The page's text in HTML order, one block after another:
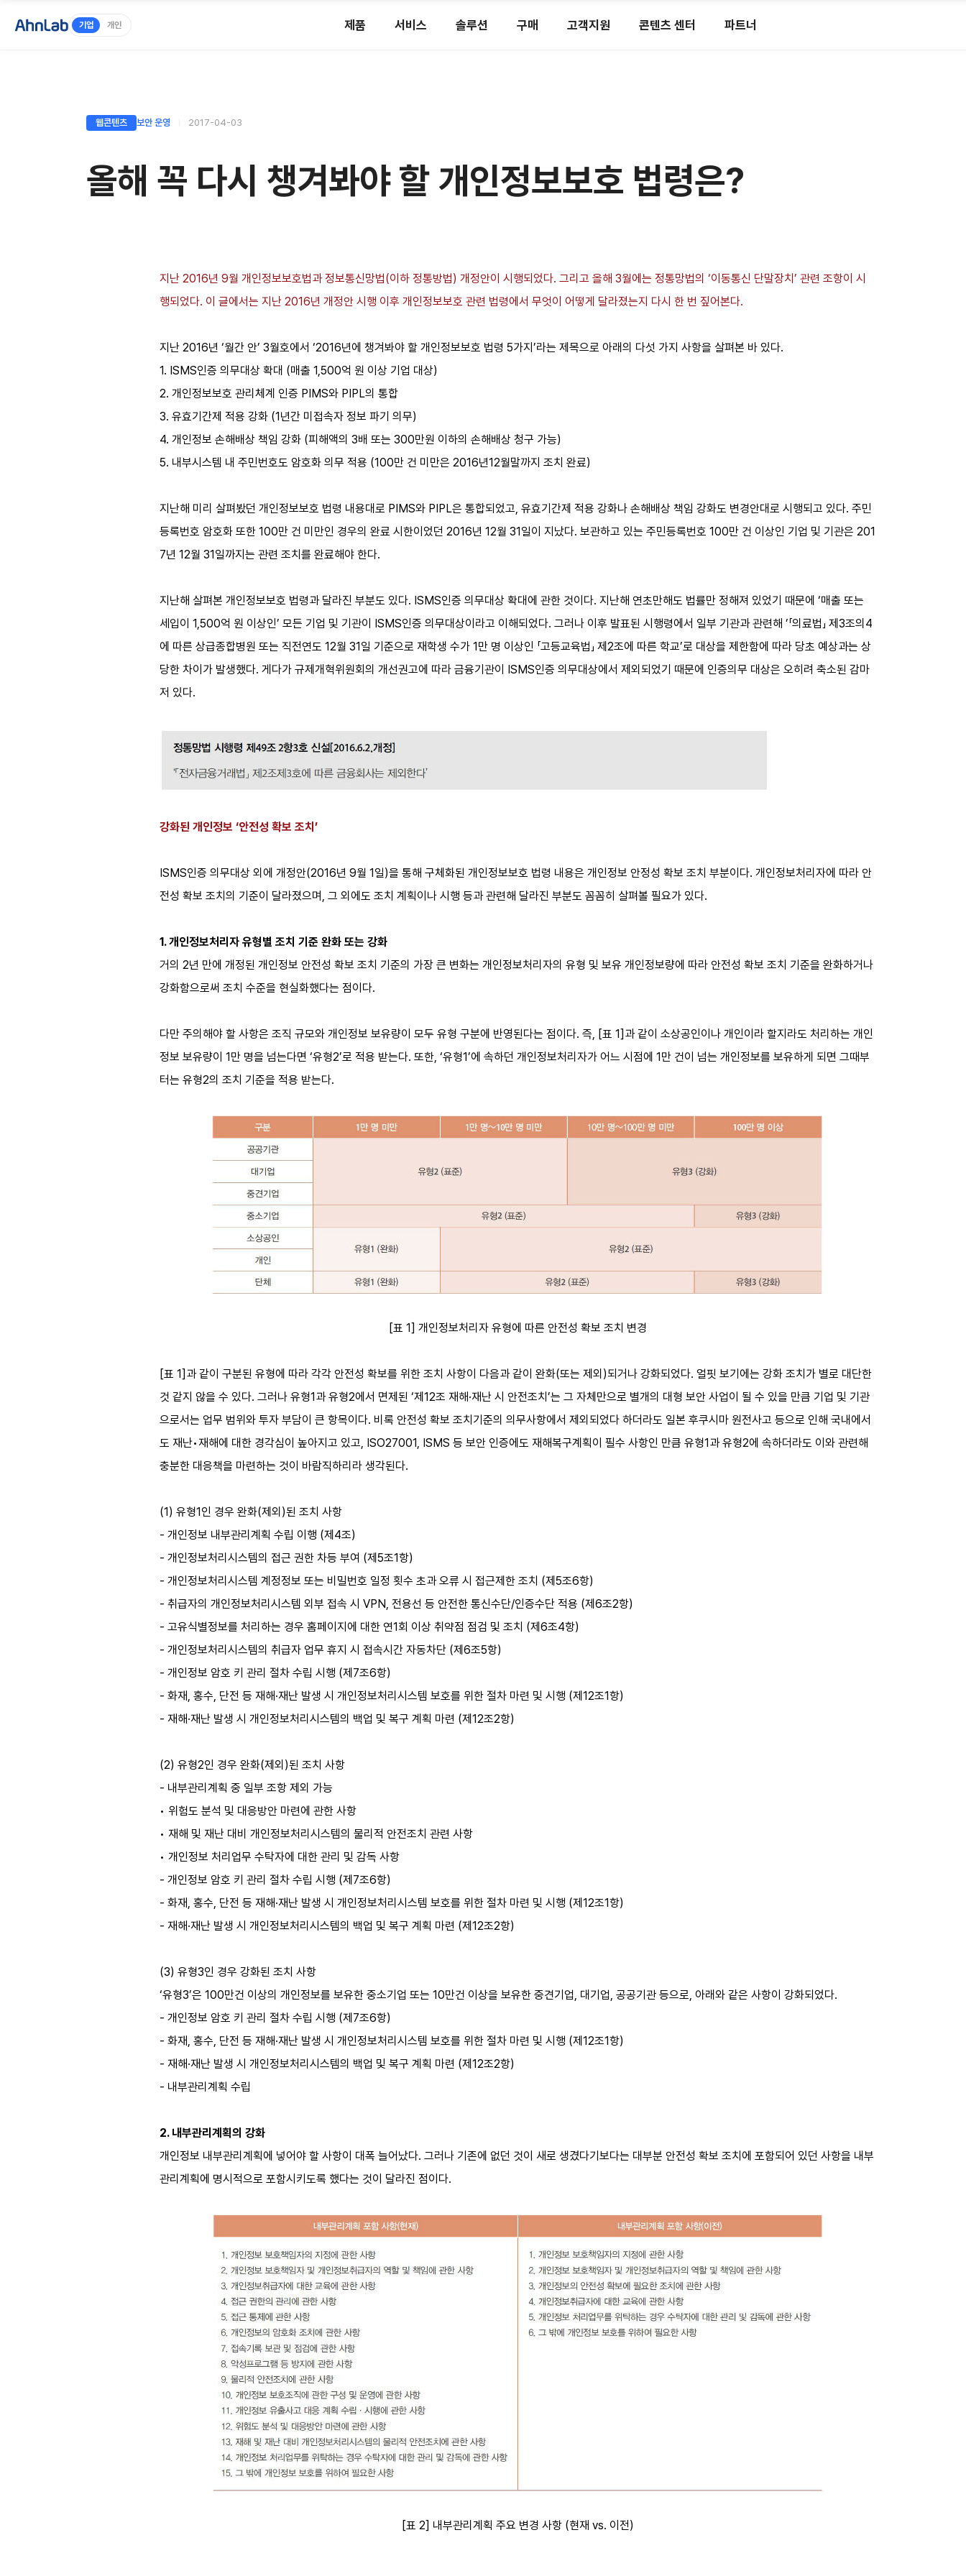
기업 개인 제품 서비스 솔루션 구매 고객지원 콘텐츠 센터 파트너
웹콘텐츠 보안 운영 2017-04-03
올해 꼭 다시 챙겨봐야 할 개인정보보호 법령은?
지난 2016년 9월 개인정보보호법과 정보통신망법(이하 정통방법) 개정안이 시행되었다. 그리고 올해 3월에는 정통망법의 ‘이동통신 단말장치’ 관련 조항이 시
행되었다. 이 글에서는 지난 2016년 개정안 시행 이후 개인정보보호 관련 법령에서 무엇이 어떻게 달라졌는지 다시 한 번 짚어본다.
지난 2016년 ‘월간 안’ 3월호에서 ‘2016년에 챙겨봐야 할 개인정보보호 법령 5가지’라는 제목으로 아래의 다섯 가지 사항을 살펴본 바 있다.
1. ISMS인증 의무대상 확대 (매출 1,500억 원 이상 기업 대상)
2. 개인정보보호 관리체계 인증 PIMS와 PIPL의 통합
3. 유효기간제 적용 강화 (1년간 미접속자 정보 파기 의무)
4. 개인정보 손해배상 책임 강화 (피해액의 3배 또는 300만원 이하의 손해배상 청구 가능)
5. 내부시스템 내 주민번호도 암호화 의무 적용 (100만 건 미만은 2016년12월말까지 조치 완료)
지난해 미리 살펴봤던 개인정보보호 법령 내용대로 PIMS와 PIPL은 통합되었고, 유효기간제 적용 강화나 손해배상 책임 강화도 변경안대로 시행되고 있다. 주민
등록번호 암호화 또한 100만 건 미만인 경우의 완료 시한이었던 2016년 12월 31일이 지났다. 보관하고 있는 주민등록번호 100만 건 이상인 기업 및 기관은 201
7년 12월 31일까지는 관련 조치를 완료해야 한다.
지난해 살펴본 개인정보보호 법령과 달라진 부분도 있다. ISMS인증 의무대상 확대에 관한 것이다. 지난해 연초만해도 법률만 정해져 있었기 때문에 ‘매출 또는
세입이 1,500억 원 이상인’ 모든 기업 및 기관이 ISMS인증 의무대상이라고 이해되었다. 그러나 이후 발표된 시행령에서 일부 기관과 관련해 ’「의료법」 제3조의4
에 따른 상급종합병원 또는 직전연도 12월 31일 기준으로 재학생 수가 1만 명 이상인 「고등교육법」 제2조에 따른 학교’로 대상을 제한함에 따라 당초 예상과는 상
당한 차이가 발생했다. 게다가 규제개혁위원회의 개선권고에 따라 금융기관이 ISMS인증 의무대상에서 제외되었기 때문에 인증의무 대상은 오히려 축소된 감마
저 있다.
강화된 개인정보 ‘안전성 확보 조치’
ISMS인증 의무대상 외에 개정안(2016년 9월 1일)을 통해 구체화된 개인정보보호 법령 내용은 개인정보 안정성 확보 조치 부분이다. 개인정보처리자에 따라 안
전성 확보 조치의 기준이 달라졌으며, 그 외에도 조치 계획이나 시행 등과 관련해 달라진 부분도 꼼꼼히 살펴볼 필요가 있다.
1. 개인정보처리자 유형별 조치 기준 완화 또는 강화
거의 2년 만에 개정된 개인정보 안전성 확보 조치 기준의 가장 큰 변화는 개인정보처리자의 유형 및 보유 개인정보량에 따라 안전성 확보 조치 기준을 완화하거나
강화함으로써 조치 수준을 현실화했다는 점이다.
다만 주의해야 할 사항은 조직 규모와 개인정보 보유량이 모두 유형 구분에 반영된다는 점이다. 즉, [표 1]과 같이 소상공인이나 개인이라 할지라도 처리하는 개인
정보 보유량이 1만 명을 넘는다면 ‘유형2’로 적용 받는다. 또한, ‘유형1’에 속하던 개인정보처리자가 어느 시점에 1만 건이 넘는 개인정보를 보유하게 되면 그때부
터는 유형2의 조치 기준을 적용 받는다.
[표 1] 개인정보처리자 유형에 따른 안전성 확보 조치 변경
[표 1]과 같이 구분된 유형에 따라 각각 안전성 확보를 위한 조치 사항이 다음과 같이 완화(또는 제외)되거나 강화되었다. 얼핏 보기에는 강화 조치가 별로 대단한
것 같지 않을 수 있다. 그러나 유형1과 유형2에서 면제된 ‘제12조 재해·재난 시 안전조치’는 그 자체만으로 별개의 대형 보안 사업이 될 수 있을 만큼 기업 및 기관
으로서는 업무 범위와 투자 부담이 큰 항목이다. 비록 안전성 확보 조치기준의 의무사항에서 제외되었다 하더라도 일본 후쿠시마 원전사고 등으로 인해 국내에서
도 재난•재해에 대한 경각심이 높아지고 있고, ISO27001, ISMS 등 보안 인증에도 재해복구계획이 필수 사항인 만큼 유형1과 유형2에 속하더라도 이와 관련해
충분한 대응책을 마련하는 것이 바람직하리라 생각된다.
(1) 유형1인 경우 완화(제외)된 조치 사항
- 개인정보 내부관리계획 수립 이행 (제4조)
- 개인정보처리시스템의 접근 권한 차등 부여 (제5조1항)
- 개인정보처리시스템 계정정보 또는 비밀번호 일정 횟수 초과 오류 시 접근제한 조치 (제5조6항)
- 취급자의 개인정보처리시스템 외부 접속 시 VPN, 전용선 등 안전한 통신수단/인증수단 적용 (제6조2항)
- 고유식별정보를 처리하는 경우 홈페이지에 대한 연1회 이상 취약점 점검 및 조치 (제6조4항)
- 개인정보처리시스템의 취급자 업무 휴지 시 접속시간 자동차단 (제6조5항)
- 개인정보 암호 키 관리 절차 수립 시행 (제7조6항)
- 화재, 홍수, 단전 등 재해·재난 발생 시 개인정보처리시스템 보호를 위한 절차 마련 및 시행 (제12조1항)
- 재해·재난 발생 시 개인정보처리시스템의 백업 및 복구 계획 마련 (제12조2항)
(2) 유형2인 경우 완화(제외)된 조치 사항
- 내부관리계획 중 일부 조항 제외 가능
• 위험도 분석 및 대응방안 마련에 관한 사항
• 재해 및 재난 대비 개인정보처리시스템의 물리적 안전조치 관련 사항
• 개인정보 처리업무 수탁자에 대한 관리 및 감독 사항
- 개인정보 암호 키 관리 절차 수립 시행 (제7조6항)
- 화재, 홍수, 단전 등 재해·재난 발생 시 개인정보처리시스템 보호를 위한 절차 마련 및 시행 (제12조1항)
- 재해·재난 발생 시 개인정보처리시스템의 백업 및 복구 계획 마련 (제12조2항)
(3) 유형3인 경우 강화된 조치 사항
‘유형3’은 100만건 이상의 개인정보를 보유한 중소기업 또는 10만건 이상을 보유한 중견기업, 대기업, 공공기관 등으로, 아래와 같은 사항이 강화되었다.
- 개인정보 암호 키 관리 절차 수립 시행 (제7조6항)
- 화재, 홍수, 단전 등 재해·재난 발생 시 개인정보처리시스템 보호를 위한 절차 마련 및 시행 (제12조1항)
- 재해·재난 발생 시 개인정보처리시스템의 백업 및 복구 계획 마련 (제12조2항)
- 내부관리계획 수립
2. 내부관리계획의 강화
개인정보 내부관리계획에 넣어야 할 사항이 대폭 늘어났다. 그러나 기존에 없던 것이 새로 생겼다기보다는 대부분 안전성 확보 조치에 포함되어 있던 사항을 내부
관리계획에 명시적으로 포함시키도록 했다는 것이 달라진 점이다.
[표 2] 내부관리계획 주요 변경 사항 (현재 vs. 이전)